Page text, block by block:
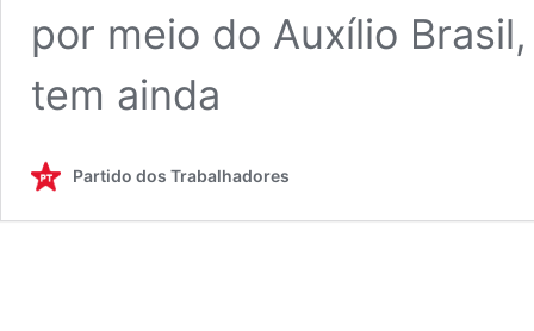
por meio do Auxílio
tem ainda
Partido dos Trabalhadores